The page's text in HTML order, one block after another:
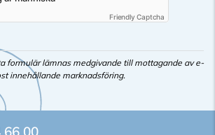
Friendly Captcha
formulär lämnas medgivande till mottagande av e-
innehållande marknadsföring.